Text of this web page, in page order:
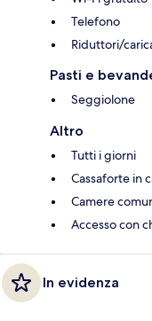
Telefono
Riduttori/
Pasti e
Seggiolone
Altro
Tutti i giorni
Cassaforte in
Camere
Accesso con
In evidenza